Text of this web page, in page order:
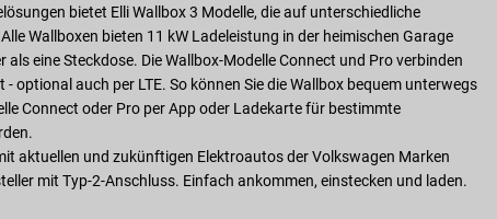
bietet Elli Wallbox 3 Modelle, die auf unterschiedliche
Wallboxen bieten 11 kW Ladeleistung in der heimischen Garage
als eine Steckdose. Die Wallbox-Modelle Connect und Pro verbinden
optional auch per LTE. So können Sie die Wallbox bequem unterwegs
Connect oder Pro per App oder Ladekarte für bestimmte
aktuellen und zukünftigen Elektroautos der Volkswagen Marken
mit Typ-2-Anschluss. Einfach ankommen, einstecken und laden.